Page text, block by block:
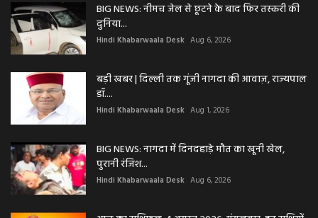
BIG NEWS: नीमच जेल से छूटने के बाद फिर तस्करी की
दुनिया...
Hindi Khabarwaala Desk Aug 6, 2026
बड़ी खबर | दिल्ली तक गूंजी नागदा की आवाज़, राज्यपाल
डॉ....
Hindi Khabarwaala Desk Aug 1, 2026
BIG NEWS: नागदा में दिनदहाड़े मौत का खूनी खेल,
पुरानी रंजिश...
Hindi Khabarwaala Desk Aug 6, 2026